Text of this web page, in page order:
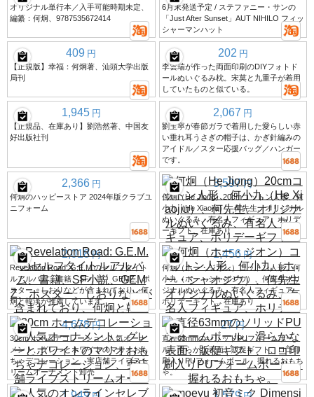
オリジナル単行本／入手可能時期未定、
編纂：何炯、9787535672414
6月末発送予定 / ステファニー・サンの
「Just After Sunset」AUT NIHILO フィッ
シャーマンハット
409 円
【正規版】幸福：何炯著、汕頭大学出版
局刊
202 円
李雲瑞が作った両面印刷のDIYフォトド
ールぬいぐるみ枕。宋莫と九重子が着用
していたものと似ている。
1,945 円
【正規品、在庫あり】劉浩然著、中国友
好出版社刊
2,067 円
劉玉寧が春節ガラで着用した愛らしい赤
い垂れ耳うさぎの帽子は、かぎ針編みの
アイドル／スター応援バッグ／ハンガー
です。
2,366 円
何炯のハッピーストア 2024年版クラブユ
ニフォーム
3,597 円
何炯（He Jiong）20cmコットン人形、何
小九（He Xiaojiu）、何先生、オリジナル
ぬいぐるみ、有名人フィギュア、ホリデ
ーギフト、在庫あり
2,018 円
Revelation Road: G.E.M.のセルフタイト
ルアルバム、書籍、SF小説、GEMZ、ポ
スター、しおりなどが含まれており、何
炯と韓漢が推薦しています。
1,456 円
何炯（ホー・ジオン）コットン人形、何
小九（ホー・シャオジウ）、何先生オリ
ジナルぬいぐるみ、有名人フィギュア、
ホリデーギフト、在庫あり
4,678 円
30cm ホームデコレーション人気オーナ
メント、グレーとホワイトのマリオおも
ちゃデコレーション、実店舗ライブスト
リームオーナメント卸売
27 円
直径63mmのソリッドPUフォームボー
ル、滑らかな表面、販促ギフト、ロゴ印
刷入りPUフォームボール、握れるおもち
ゃ。